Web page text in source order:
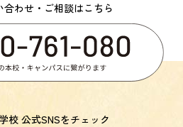
わせ・ご相談はこちら
校 公式SNSをチェック